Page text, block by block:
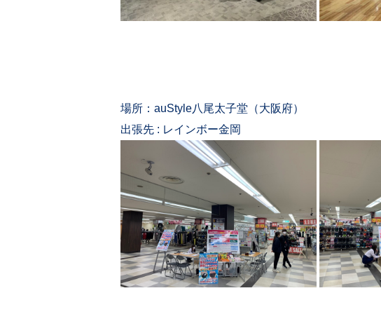
場所：auStyle八尾太子堂（大阪府）
出張先 : レインボー金岡